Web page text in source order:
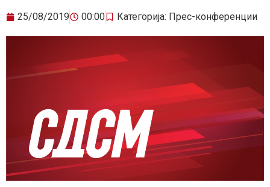
25/08/2019 00:00 Категорија: Прес-конференции